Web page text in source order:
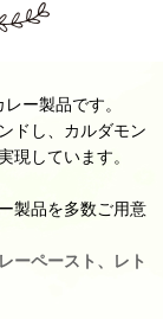
ー製品です。
ドし、カルダモン
現しています。
製品を多数ご用意
ーペースト、レト